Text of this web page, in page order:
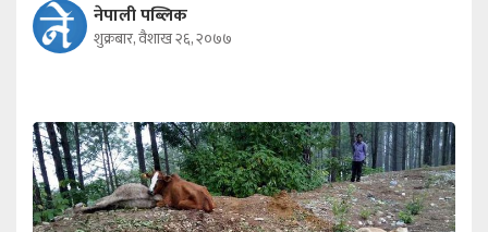
नेपाली पब्लिक
शुक्रबार, वैशाख २६, २०७७